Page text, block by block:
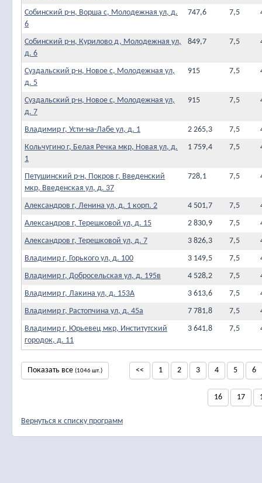
Собинский р-н, Ворша с, Молодежная ул, д.
6
747,6 7,5
Собинский р-н, Курилово д, Молодежная ул,
д. 6
849,7 7,5
Суздальский р-н, Новое с, Молодежная ул,
д. 5
915 7,5
Суздальский р-н, Новое с, Молодежная ул,
д. 7
915 7,5
Владимир г, Усти-на-Лабе ул, д. 1 2 265,3 7,5
Кольчугино г, Белая Речка мкр, Новая ул, д.
1
1 759,4 7,5
Петушинский р-н, Покров г, Введенский
мкр, Введенская ул, д. 37
728,1 7,5
Александров г, Ленина ул, д. 1 корп. 2 4 501,7 7,5
Александров г, Терешковой ул, д. 15
2 830,9 7,5
Александров г, Терешковой ул, д. 7
3 826,3 7,5
Владимир г, Горького ул, д. 100
3 149,5 7,5
Владимир г, Добросельская ул, д. 195в
4 528,2 7,5
Владимир г, Лакина ул, д. 153А
3 613,6 7,5
Владимир г, Растопчина ул, д. 45а
7 781,8 7,5
Владимир г, Юрьевец мкр, Институтский
городок, д. 11
3 641,8 7,5
Показать все (1046 шт.) << 1 2 3 4 5 6
16 17
Вернуться к списку программ